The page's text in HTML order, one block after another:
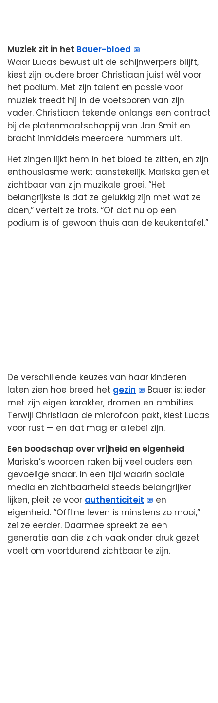
Muziek zit in het Bauer-bloed
Waar Lucas bewust uit de schijnwerpers blijft,
kiest zijn oudere broer Christiaan juist wél voor
het podium. Met zijn talent en passie voor
muziek treedt hij in de voetsporen van zijn
vader. Christiaan tekende onlangs een contract
bij de platenmaatschappij van Jan Smit en
bracht inmiddels meerdere nummers uit.
Het zingen lijkt hem in het bloed te zitten, en zijn
enthousiasme werkt aanstekelijk. Mariska geniet
zichtbaar van zijn muzikale groei. “Het
belangrijkste is dat ze gelukkig zijn met wat ze
doen,” vertelt ze trots. “Of dat nu op een
podium is of gewoon thuis aan de keukentafel.”
De verschillende keuzes van haar kinderen
laten zien hoe breed het gezin
Bauer is: ieder
met zijn eigen karakter, dromen en ambities.
Terwijl Christiaan de microfoon pakt, kiest Lucas
voor rust — en dat mag er allebei zijn.
Een boodschap over vrijheid en eigenheid
Mariska’s woorden raken bij veel ouders een
gevoelige snaar. In een tijd waarin sociale
media en zichtbaarheid steeds belangrijker
lijken, pleit ze voor authenticiteit
en
eigenheid. “Offline leven is minstens zo mooi,”
zei ze eerder. Daarmee spreekt ze een
generatie aan die zich vaak onder druk gezet
voelt om voortdurend zichtbaar te zijn.